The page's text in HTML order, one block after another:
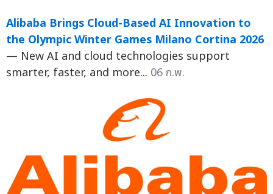
Alibaba Brings Cloud-Based AI Innovation to
the Olympic Winter Games Milano Cortina 2026
— New AI and cloud technologies support
smarter, faster, and more... 06 ก.พ.